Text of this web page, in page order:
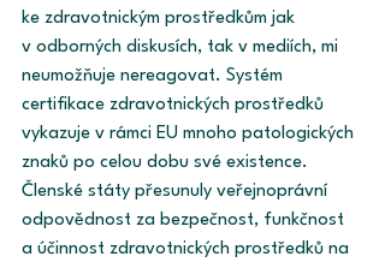
ke zdravotnickým prostředkům jak
v odborných diskusích, tak v mediích, mi
neumožňuje nereagovat. Systém
certifikace zdravotnických prostředků
vykazuje v rámci EU mnoho patologických
znaků po celou dobu své existence.
Členské státy přesunuly veřejnoprávní
odpovědnost za bezpečnost, funkčnost
a účinnost zdravotnických prostředků na